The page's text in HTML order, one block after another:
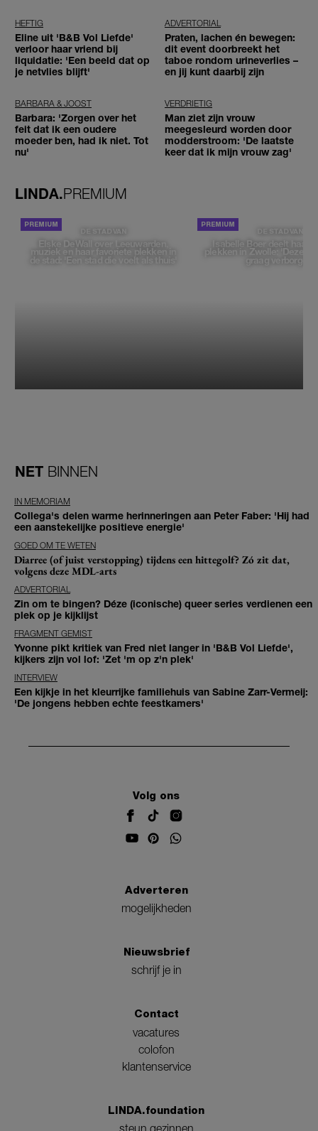
HEFTIG
Eline uit 'B&B Vol Liefde'
verloor haar vriend bij
liquidatie: 'Een beeld dat op
je netvlies blijft'
ADVERTORIAL
Praten, lachen én bewegen:
dit event doorbreekt het
taboe rondom urineverlies –
en jij kunt daarbij zijn
BARBARA & JOOST
Barbara: 'Zorgen over het
feit dat ik een oudere
moeder ben, had ik niet. Tot
nu'
VERDRIETIG
Man ziet zijn vrouw
meegesleurd worden door
modderstroom: 'De laatste
keer dat ik mijn vrouw zag'
LINDA.PREMIUM
DE STAD VAN
Elske DeWall over Leeuwarden,
muziek en haar favoriete plekken in
de stad: 'Een stad die voelt als thuis'
DE STAD VAN
Isabelle Boer deelt haar
plekken in Zwolle: 'Deze
graag verborgen'
NET BINNEN
IN MEMORIAM
Collega's delen warme herinneringen aan Peter Faber: 'Hij had
een aanstekelijke positieve energie'
GOED OM TE WETEN
Diarree (of juist verstopping) tijdens een hittegolf? Zó zit dat,
volgens deze MDL-arts
ADVERTORIAL
Zin om te bingen? Déze (iconische) queer series verdienen een
plek op je kijklijst
FRAGMENT GEMIST
Yvonne pikt kritiek van Fred niet langer in 'B&B Vol Liefde',
kijkers zijn vol lof: 'Zet 'm op z'n plek'
INTERVIEW
Een kijkje in het kleurrijke familiehuis van Sabine Zarr-Vermeij:
'De jongens hebben echte feestkamers'
Volg ons
Adverteren
mogelijkheden
Nieuwsbrief
schrijf je in
Contact
vacatures
colofon
klantenservice
LINDA.foundation
steun gezinnen